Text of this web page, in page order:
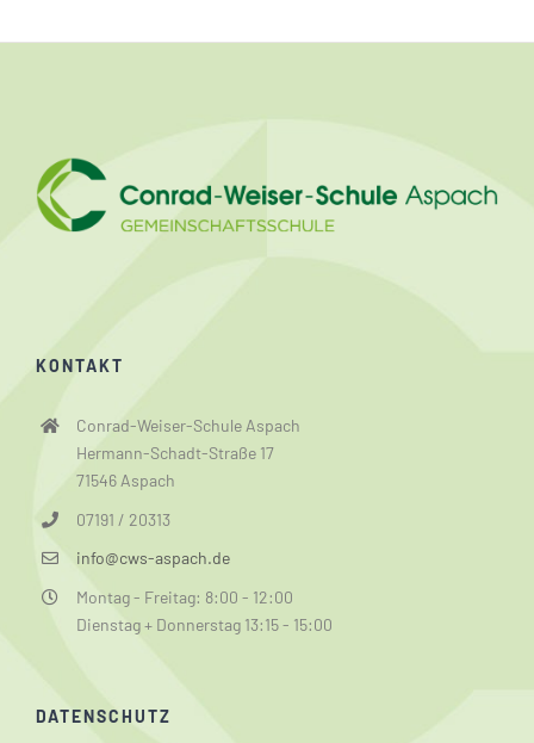
KONTAKT
Conrad-Weiser-Schule Aspach
Hermann-Schadt-Straße 17
71546 Aspach
07191 / 20313
info@cws-aspach.de
Montag - Freitag: 8:00 - 12:00
Dienstag + Donnerstag 13:15 - 15:00
DATENSCHUTZ